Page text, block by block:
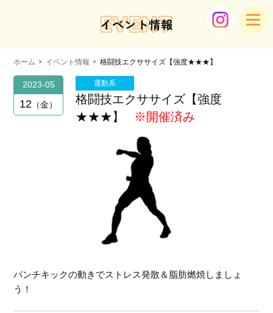
EVENT
イベント情報
ホーム イベント情報 格闘技エクササイズ【強度★★★】
2023-05
12 金
運動系
格闘技エクササイズ【強度
★★★】
※開催済み
パンチキックの動きでストレス発散＆脂肪燃焼しましょ
う！